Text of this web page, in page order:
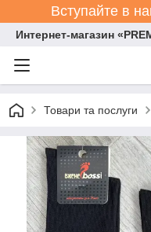
Вступайте в
Интернет-магазин
Товари та послуги